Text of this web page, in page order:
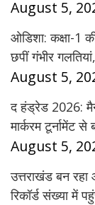
August 5,
ओडिशा: कक्षा-1
छपीं गंभीर
August 5,
द हंड्रेड 2026:
मार्करम टूर्नामेंट
August 5,
उत्तराखंड बन रहा
रिकॉर्ड संख्या में